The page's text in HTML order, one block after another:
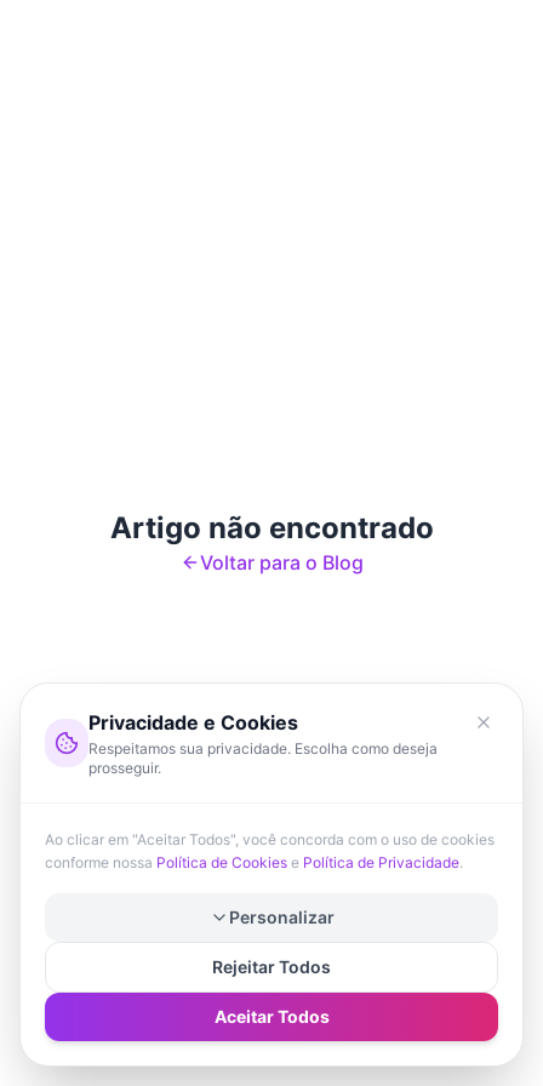
Artigo não encontrado
Voltar para o Blog
Privacidade e Cookies
Respeitamos sua privacidade. Escolha como deseja
prosseguir.
Ao clicar em "Aceitar Todos", você concorda com o uso de cookies
conforme nossa Política de Cookies e Política de Privacidade.
Personalizar
Rejeitar Todos
Aceitar Todos